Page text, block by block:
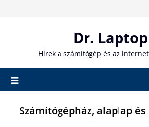
Dr. Laptop
Hírek a számítógép és az
Számítógépház, alaplap és